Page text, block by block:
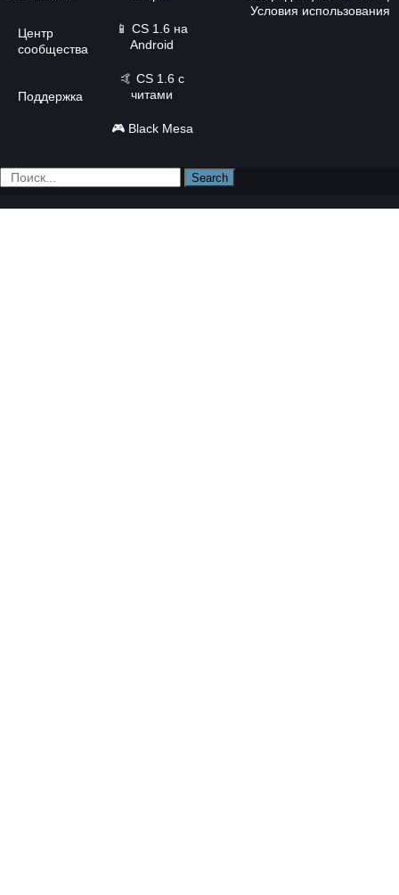
Центр
сообщества
Поддержка
📱 CS 1.6 на
Android
🤙 CS 1.6 с
читами
🎮 Black Mesa
Условия использования
Search